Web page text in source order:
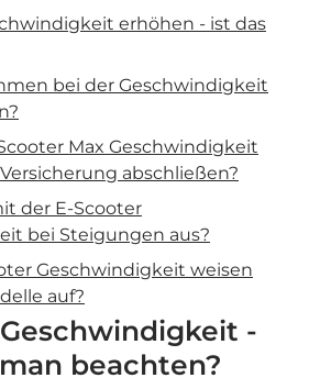
erhöhen - ist das
bei der Geschwindigkeit
Max Geschwindigkeit
abschließen?
der E-Scooter
bei Steigungen aus?
Geschwindigkeit weisen
auf?
-
beachten?